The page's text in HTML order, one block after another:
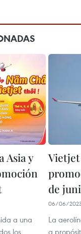
Asia y
a una
los
Vietjet
de
06/06/
La
a